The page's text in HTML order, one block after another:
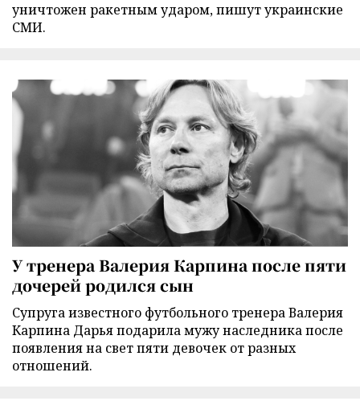
уничтожен ракетным ударом, пишут украинские
СМИ.
У тренера Валерия Карпина после пяти
дочерей родился сын
Супруга известного футбольного тренера Валерия
Карпина Дарья подарила мужу наследника после
появления на свет пяти девочек от разных
отношений.